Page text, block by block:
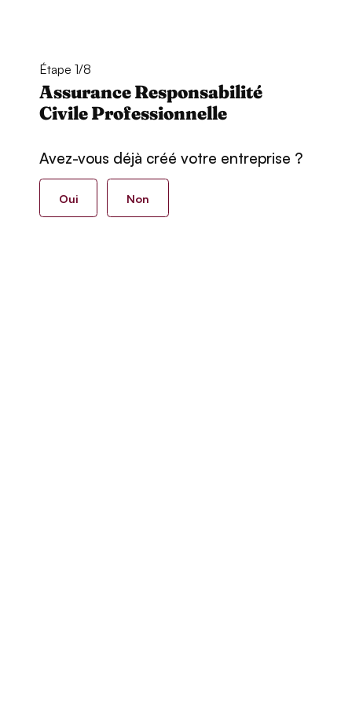
Étape 1/8
Assurance Responsabilité
Civile Professionnelle
Avez-vous déjà créé votre entreprise ?
Oui Non